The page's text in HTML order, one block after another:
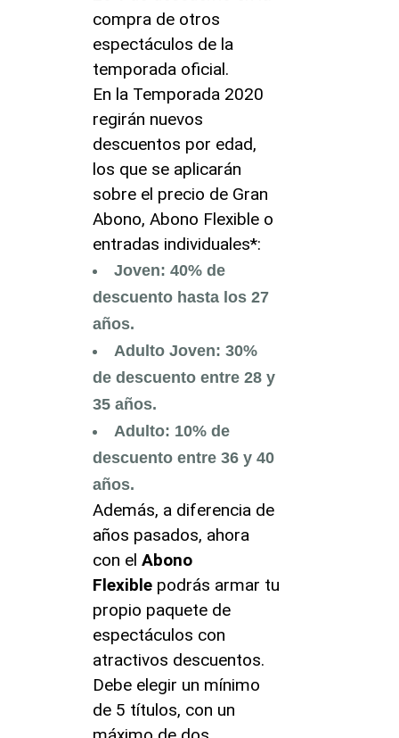
compra de otros
espectáculos de la
temporada oficial.
En la Temporada 2020
regirán nuevos
descuentos por edad,
los que se aplicarán
sobre el precio de Gran
Abono, Abono Flexible o
entradas individuales*:
Joven: 40% de
descuento hasta los 27
años.
Adulto Joven: 30%
de descuento entre 28 y
35 años.
Adulto: 10% de
descuento entre 36 y 40
años.
Además, a diferencia de
años pasados, ahora
con el Abono
Flexible podrás armar tu
propio paquete de
espectáculos con
atractivos descuentos.
Debe elegir un mínimo
de 5 títulos, con un